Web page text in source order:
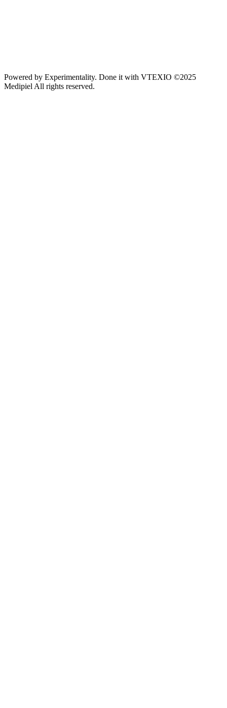
Powered by Experimentality. Done it with VTEXIO ©2025
Medipiel All rights reserved.